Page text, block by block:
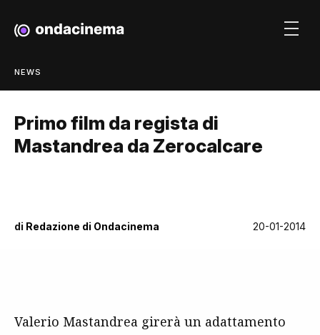
NEWS
Primo film da regista di
Mastandrea da Zerocalcare
di Redazione di Ondacinema 20-01-2014
Valerio Mastandrea girerà un adattamento